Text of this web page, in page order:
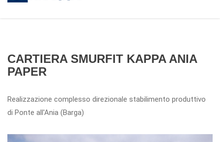
dal nostro sito. Se vuoi saperne di piu, o se
CARTIERA SMURFIT KAPPA ANIA
PAPER
Realizzazione complesso direzionale stabilimento produttivo
di Ponte all'Ania (Barga)